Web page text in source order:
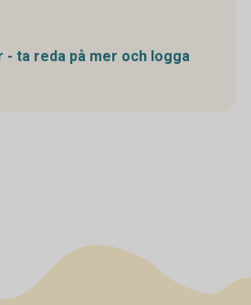
ta reda på mer och logga